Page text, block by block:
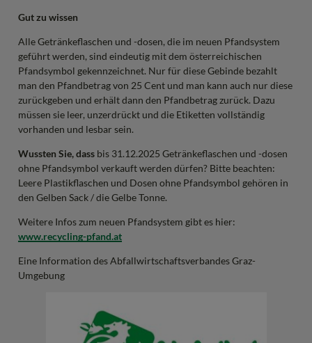
Gut zu wissen
Alle Getränkeflaschen und -dosen, die im neuen Pfandsystem
geführt werden, sind eindeutig mit dem österreichischen
Pfandsymbol gekennzeichnet. Nur für diese Gebinde bezahlt
man den Pfandbetrag von 25 Cent und man kann auch nur diese
zurückgeben und erhält dann den Pfandbetrag zurück. Dazu
müssen sie leer, unzerdrückt und die Etiketten vollständig
vorhanden und lesbar sein.
Wussten Sie, dass bis 31.12.2025 Getränkeflaschen und -dosen
ohne Pfandsymbol verkauft werden dürfen? Bitte beachten:
Leere Plastikflaschen und Dosen ohne Pfandsymbol gehören in
den Gelben Sack / die Gelbe Tonne.
Weitere Infos zum neuen Pfandsystem gibt es hier:
www.recycling-pfand.at
Eine Information des Abfallwirtschaftsverbandes Graz-
Umgebung